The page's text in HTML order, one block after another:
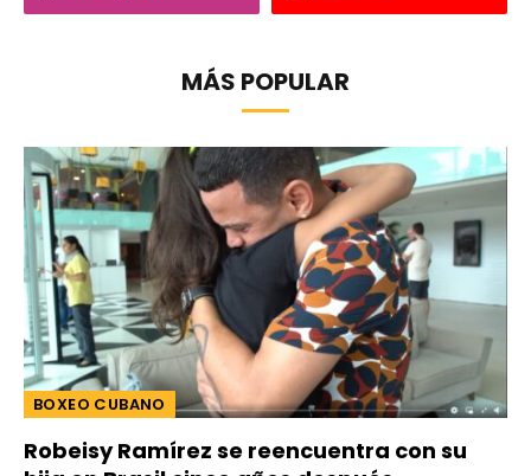
MÁS POPULAR
BOXEO CUBANO
Robeisy Ramírez se reencuentra con su